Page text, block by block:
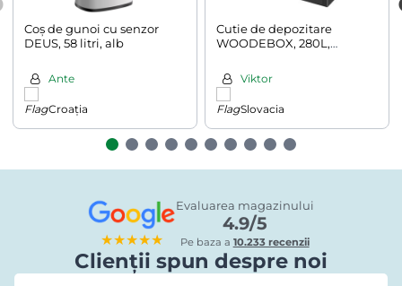
Coș de gunoi cu senzor
DEUS, 58 litri, alb
Ante
Croația
Cutie de depozitare
WOODEBOX, 280L,
Viktor
Slovacia
★★★★★
Evaluarea magazinului
4.9/5
Pe baza a 10.233 recenzii
Clienții spun despre noi